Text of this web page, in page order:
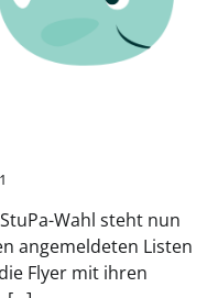
1
Wahl steht nun
angemeldeten Listen
Flyer mit ihren